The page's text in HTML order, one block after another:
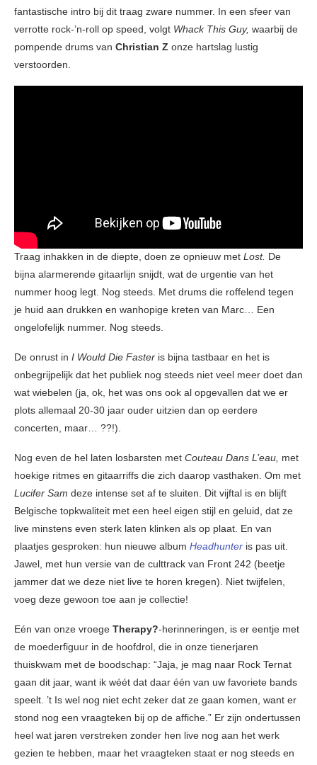
fantastische intro bij dit traag zware nummer. In een sfeer van
verrotte rock-’n-roll op speed, volgt Whack This Guy, waarbij de
pompende drums van Christian Z onze hartslag lustig
verstoorden.
Traag inhakken in de diepte, doen ze opnieuw met Lost. De
bijna alarmerende gitaarlijn snijdt, wat de urgentie van het
nummer hoog legt. Nog steeds. Met drums die roffelend tegen
je huid aan drukken en wanhopige kreten van Marc… Een
ongelofelijk nummer. Nog steeds.
De onrust in I Would Die Faster is bijna tastbaar en het is
onbegrijpelijk dat het publiek nog steeds niet veel meer doet dan
wat wiebelen (ja, ok, het was ons ook al opgevallen dat we er
plots allemaal 20-30 jaar ouder uitzien dan op eerdere
concerten, maar… ??!).
Nog even de hel laten losbarsten met Couteau Dans L’eau, met
hoekige ritmes en gitaarriffs die zich daarop vasthaken. Om met
Lucifer Sam deze intense set af te sluiten. Dit vijftal is en blijft
Belgische topkwaliteit met een heel eigen stijl en geluid, dat ze
live minstens even sterk laten klinken als op plaat. En van
plaatjes gesproken: hun nieuwe album Headhunter is pas uit.
Jawel, met hun versie van de culttrack van Front 242 (beetje
jammer dat we deze niet live te horen kregen). Niet twijfelen,
voeg deze gewoon toe aan je collectie!
Eén van onze vroege Therapy?-herinneringen, is er eentje met
de moederfiguur in de hoofdrol, die in onze tienerjaren
thuiskwam met de boodschap: “Jaja, je mag naar Rock Ternat
gaan dit jaar, want ik wéét dat daar één van uw favoriete bands
speelt. ’t Is wel nog niet echt zeker dat ze gaan komen, want er
stond nog een vraagteken bij op de affiche.” Er zijn ondertussen
heel wat jaren verstreken zonder hen live nog aan het werk
gezien te hebben, maar het vraagteken staat er nog steeds en